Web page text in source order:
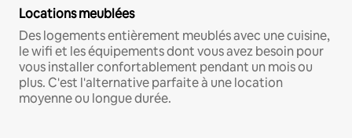
Locations meublées
Des logements entièrement meublés avec une cuisine,
le wifi et les équipements dont vous avez besoin pour
vous installer confortablement pendant un mois ou
plus. C'est l'alternative parfaite à une location
moyenne ou longue durée.